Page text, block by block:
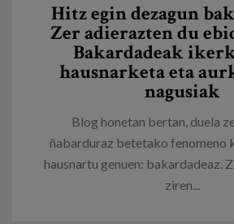
Hitz egin dezagun
Zer adierazten du
Bakardadeak
hausnarketa eta
nagusiak
Blog honetan bertan, duela
ñabarduraz betetako fenomeno
hausnartu genuen: bakardadeaz.
ziren...